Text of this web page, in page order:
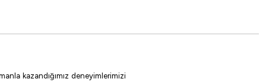
kazandığımız deneyimlerimizi